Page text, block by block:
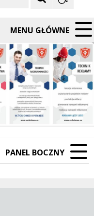
MENU GŁÓWNE
PANEL BOCZNY